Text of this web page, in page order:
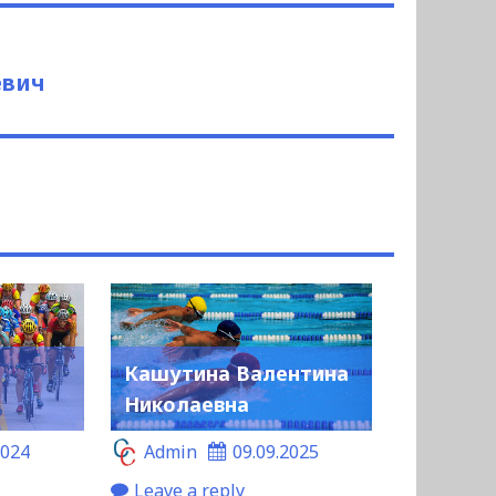
Кашутина Валентина
Николаевна
Admin
09.09.2025
Leave a reply